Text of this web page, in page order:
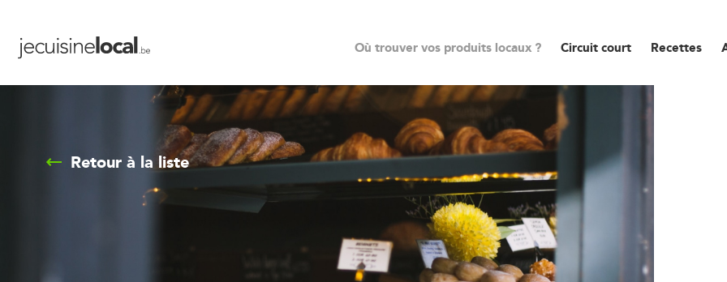
Où trouver vos produits locaux ? Circuit court Recettes
Retour à la liste